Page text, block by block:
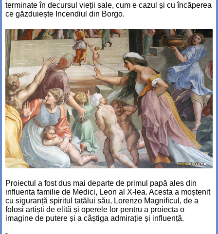
terminate în decursul vieții sale, cum e cazul și cu încăperea
ce găzduiește Incendiul din Borgo.
Proiectul a fost dus mai departe de primul papă ales din
influenta familie de Medici, Leon al X-lea. Acesta a moștenit
cu siguranță spiritul tatălui său, Lorenzo Magnificul, de a
folosi artiști de elită și operele lor pentru a proiecta o
imagine de putere și a câștiga admirație și influență.